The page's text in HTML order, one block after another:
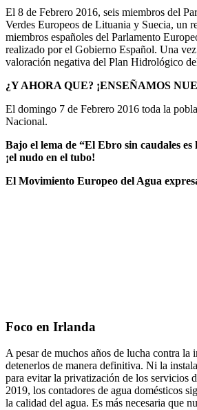
El 8 de Febrero 2016, seis miembros del
Verdes Europeos de Lituania y Suecia, un
miembros españoles del Parlamento
realizado por el Gobierno Español. Una
valoración negativa del Plan Hidrológico
¿Y AHORA QUE? ¡ENSEÑAMOS
El domingo 7 de Febrero 2016 toda la
Nacional.
Bajo el lema de “El Ebro sin caudales
¡el nudo en el tubo!
El Movimiento Europeo del Agua
Foco en Irlanda
A pesar de muchos años de lucha contra
detenerlos de manera definitiva. Ni la
para evitar la privatización de los servicios
2019, los contadores de agua domésticos
la calidad del agua. Es más necesaria que